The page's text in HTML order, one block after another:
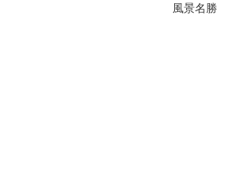
風景名勝